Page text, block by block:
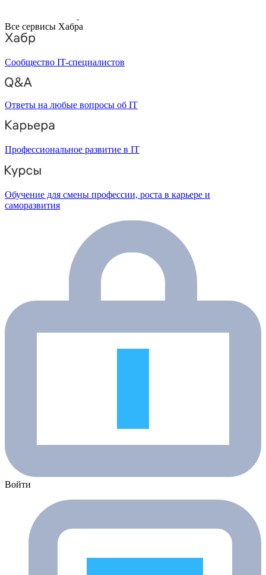
Все сервисы Хабра
Сообщество IT-специалистов
Ответы на любые вопросы об IT
Профессиональное развитие в IT
Обучение для смены профессии, роста в карьере и
саморазвития
Войти